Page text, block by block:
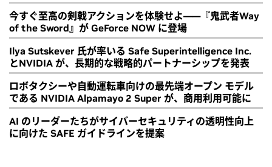
今すぐ至高の剣戟アクションを体験せよ――『鬼武者Way
of the Sword』が GeForce NOW に登場
Ilya Sutskever 氏が率いる Safe Superintelligence Inc.
とNVIDIA が、長期的な戦略的パートナーシップを発表
ロボタクシーや自動運転車向けの最先端オープン モデル
である NVIDIA Alpamayo 2 Super が、商用利用可能に
AI のリーダーたちがサイバーセキュリティの透明性向上
に向けた SAFE ガイドラインを提案